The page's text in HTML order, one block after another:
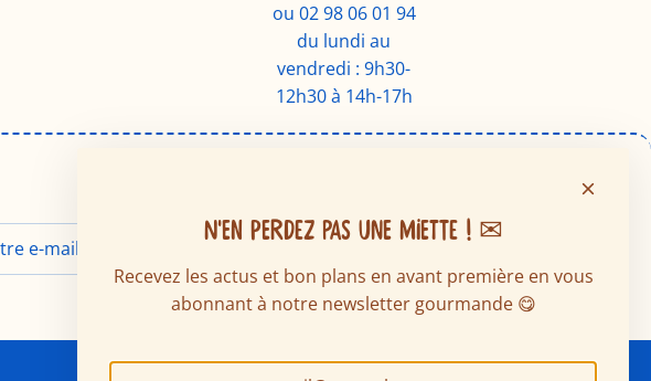
ou 02 98 06 01 94
du lundi au
vendredi : 9h30-
12h30 à 14h-17h
N'EN PERDEZ PAS UNE MIETTE ! ✉
Recevez les actus et bon plans en avant première en vous
abonnant à notre newsletter gourmande 😋